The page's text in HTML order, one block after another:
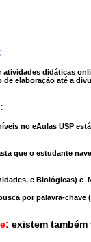
didáticas
elaboração até a
no eAulas USP
que o estudante
e Biológicas) e
por palavra-
existem